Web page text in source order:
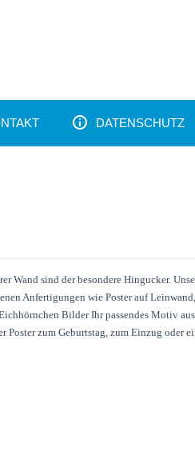
DATENSCHUTZ
Wand sind der besondere Hingucker.
Anfertigungen wie Poster auf
Bilder Ihr passendes Motiv
Poster zum Geburtstag, zum Einzug oder